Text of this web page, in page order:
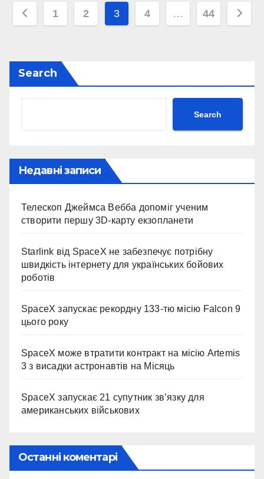
Posts
1 2 3 4 … 44
Search
Search
Недавні записи
Телескоп Джеймса Вебба допоміг ученим
створити першу 3D-карту екзопланети
Starlink від SpaceX не забезпечує потрібну
швидкість інтернету для українських бойових
роботів
SpaceX запускає рекордну 133-тю місію Falcon 9
цього року
SpaceX може втратити контракт на місію Artemis
3 з висадки астронавтів на Місяць
SpaceX запускає 21 супутник зв’язку для
американських військових
Останні коментарі